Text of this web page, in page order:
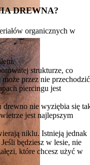
DREWNA?
organicznych w
strukturze, co
przez nie przechodzić
piercingu jest
drewno nie wyziębia się
jest najlepszym
niklu. Istnieją jednak
będziesz w lesie, nie
które chcesz użyć w